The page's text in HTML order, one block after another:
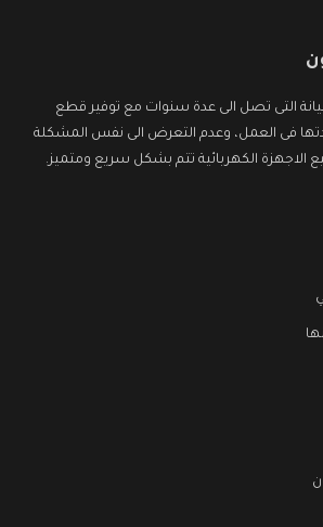
التى تصل الى عدة سنوات مع توفير قطع
فى العمل، وعدم التعرض الى نفس المشكلة
الاجهزة الكهربائية تتم بشكل سريع ومتميز.